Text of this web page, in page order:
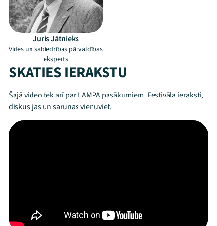
Juris Jātnieks
Vides un sabiedrības pārvaldības
eksperts
SKATIES IERAKSTU
Šajā video tek arī par LAMPA pasākumiem. Festivāla ieraksti,
diskusijas un sarunas vienuviet.